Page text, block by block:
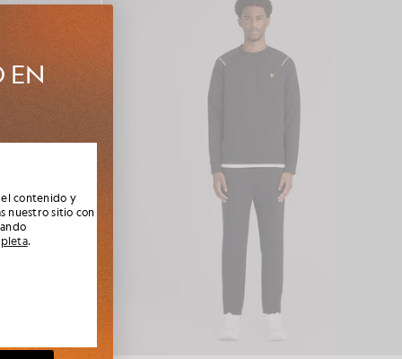
contenido y
nuestro sitio con
.
EN